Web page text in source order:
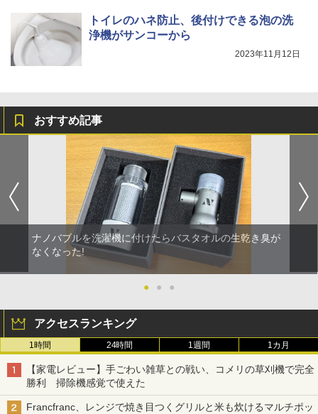
トイレのハネ防止、後付けできる泡の洗
浄機がサンコーから
2023年11月12日
おすすめ記事
ナノバブルを洗濯機に付けたらバスタオルの生乾き臭が
なくなった!
● ● ●
アクセスランキング
1時間 24時間 1週間 1カ月
【家電レビュー】手ごわい雑草との戦い、コメリの草刈機で完全
勝利 掃除機感覚で使えた
Francfranc、レンジで焼き目つくグリルと米も炊けるマルチポッ